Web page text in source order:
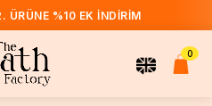
ÜRÜNE %10 EK İNDIRIM
0